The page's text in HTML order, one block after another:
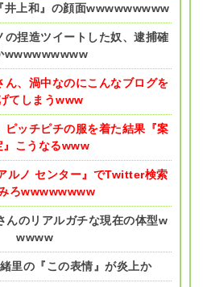
井上和』の顔面wwwwwwwww
の捏造ツイートした奴、逮捕確
wwwwwwwww
ん、渦中なのにこんなブログを
てしまうwww
ピッチピチの服を着た結果『案
』こうなるwww
ルノ センター』でTwitter検索
ろwwwwwwww
んのリアルガチな現在の体型w
wwww
緒里の『この表情』が炎上か